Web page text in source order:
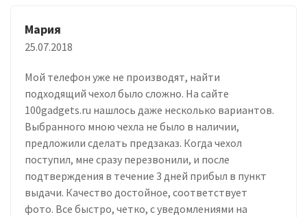
Мария
25.07.2018
Мой телефон уже не производят, найти
подходящий чехол было сложно. На сайте
100gadgets.ru нашлось даже несколько вариантов.
Выбранного мною чехла не было в наличии,
предложили сделать предзаказ. Когда чехол
поступил, мне сразу перезвонили, и после
подтверждения в течение 3 дней прибыл в пункт
выдачи. Качество достойное, соответствует
фото. Все быстро, четко, с уведомлениями на